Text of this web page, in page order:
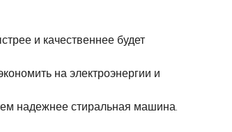
и качественнее будет
на электроэнергии и
надежнее стиральная машина.